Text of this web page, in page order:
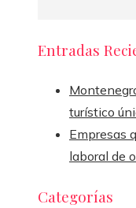
Entradas
turístico
Empresas
laboral de
Categorías